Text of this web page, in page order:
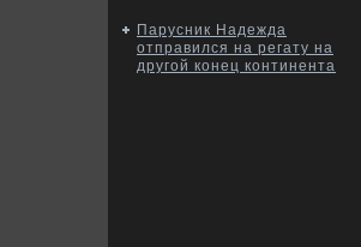
Парусник Надежда
отправился на регату на
другой конец континента